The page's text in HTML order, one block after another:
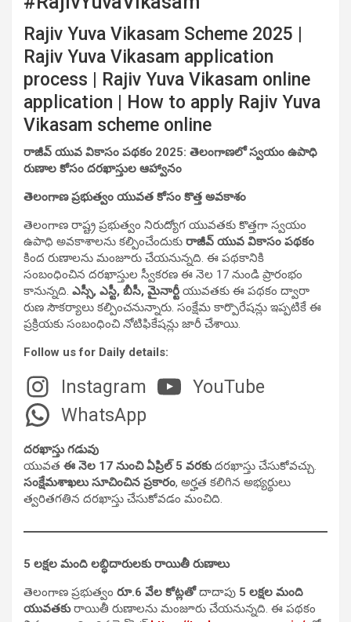
Rajiv Yuva Vikasam Scheme 2025 |
Rajiv Yuva Vikasam application
process | Rajiv Yuva Vikasam online
application | How to apply Rajiv Yuva
Vikasam scheme online
రాజీవ్ యువ వికాసం పథకం 2025: తెలంగాణలో స్వయం ఉపాధి
రుణాల కోసం దరఖాస్తుల ఆహ్వానం
తెలంగాణ ప్రభుత్వం యువత కోసం కొత్త అవకాశం
తెలంగాణ రాష్ట్ర ప్రభుత్వం నిరుద్యోగ యువతకు కొత్తగా స్వయం
ఉపాధి అవకాశాలను కల్పించేందుకు రాజీవ్ యువ వికాసం పథకం
కింద రుణాలను మంజూరు చేయనున్నది. ఈ పథకానికి
సంబంధించిన దరఖాస్తుల స్వీకరణ ఈ నెల 17 నుండి ప్రారంభం
కానున్నది. ఎస్సీ, ఎస్టీ, బీసీ, మైనార్టీ యువతకు ఈ పథకం ద్వారా
రుణ సౌకర్యాలు కల్పించనున్నారు. సంక్షేమ కార్పొరేషన్లు ఇప్పటికే ఈ
ప్రక్రియకు సంబంధించి నోటిఫికేషన్లు జారీ చేశాయి.
Follow us for Daily details:
Instagram
YouTube
WhatsApp
దరఖాస్తు గడువు
యువత ఈ నెల 17 నుంచి ఏప్రిల్ 5 వరకుదరఖాస్తు చేసుకోవచ్చు.
సంక్షేమశాఖలు సూచించిన ప్రకారం, అర్హత కలిగిన అభ్యర్థులు
త్వరితగతిన దరఖాస్తు చేసుకోవడం మంచిది.
5 లక్షల మంది లబ్ధిదారులకు రాయితీ రుణాలు
తెలంగాణ ప్రభుత్వం రూ.6 వేల కోట్లతోదాదాపు 5 లక్షల మంది
యువతకురాయితీ రుణాలను మంజూరు చేయనున్నది. ఈ పథకం